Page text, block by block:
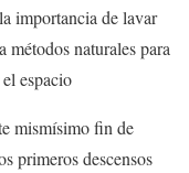
importancia de lavar
métodos naturales para
espacio
mismísimo fin de
primeros descensos